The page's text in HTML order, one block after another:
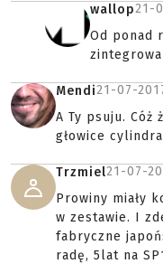
wallop21-
Od ponad
Mendi21-07-
A Ty psuju. Cóż
głowice
Trzmiel21-07-
Prowiny miały
w zestawie. I
fabryczne
radę, 5lat na